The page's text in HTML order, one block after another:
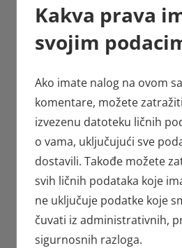
Kakva prava
svojim
Ako imate nalog na ovom
komentare, možete
izvezenu datoteku ličnih
o vama, uključujući sve
dostavili. Takođe možete
svih ličnih podataka koje
ne uključuje podatke koje
čuvati iz administrativnih,
sigurnosnih razloga.